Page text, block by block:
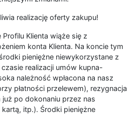
realizację oferty zakupu!
Klienta wiąże się z
konta Klienta. Na koncie tym
pieniężne niewykorzystane z
realizacji umów kupna-
należność wpłacona na nasz
płatności przelewem), rezygnacja
po dokonaniu przez nas
itp.). Środki pieniężne